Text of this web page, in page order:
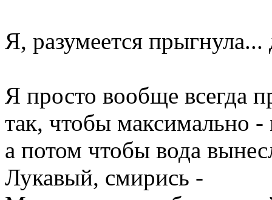
Я, разумеется
Я просто вообще всегда
так, чтобы максимально
а потом чтобы вода
Лукавый, смирись -